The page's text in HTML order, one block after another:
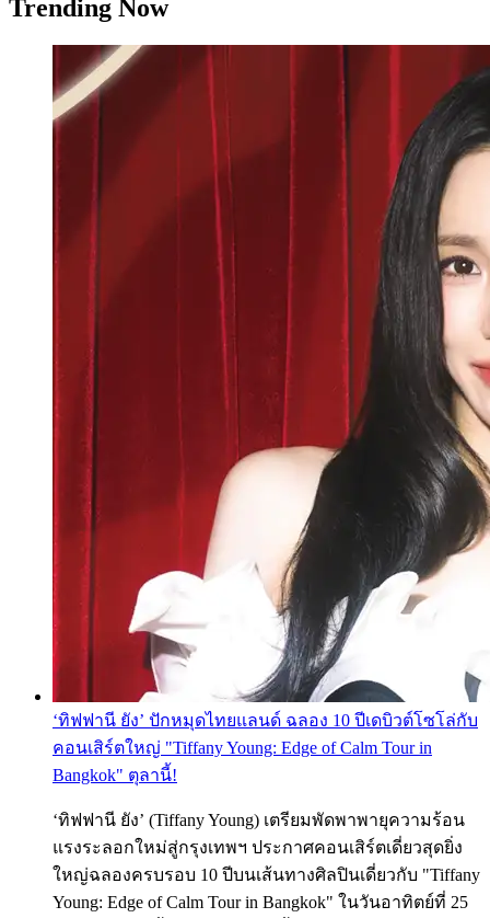
Trending Now
‘ทิฟฟานี ยัง’ ปักหมุดไทยแลนด์ ฉลอง 10 ปีเดบิวต์โซโล่กับ
คอนเสิร์ตใหญ่ "Tiffany Young: Edge of Calm Tour in
Bangkok" ตุลานี้!
‘ทิฟฟานี ยัง’ (Tiffany Young) เตรียมพัดพาพายุความร้อน
แรงระลอกใหม่สู่กรุงเทพฯ ประกาศคอนเสิร์ตเดี่ยวสุดยิ่ง
ใหญ่ฉลองครบรอบ 10 ปีบนเส้นทางศิลปินเดี่ยวกับ "Tiffany
Young: Edge of Calm Tour in Bangkok" ในวันอาทิตย์ที่ 25